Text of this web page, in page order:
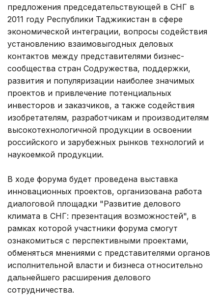
предложения председательствующей в СНГ в
2011 году Республики Таджикистан в сфере
экономической интеграции, вопросы содействия
установлению взаимовыгодных деловых
контактов между представителями бизнес-
сообщества стран Содружества, поддержки,
развития и популяризации наиболее значимых
проектов и привлечение потенциальных
инвесторов и заказчиков, а также содействия
изобретателям, разработчикам и производителям
высокотехнологичной продукции в освоении
российского и зарубежных рынков технологий и
наукоемкой продукции.
В ходе форума будет проведена выставка
инновационных проектов, организована работа
диалоговой площадки "Развитие делового
климата в СНГ: презентация возможностей", в
рамках которой участники форума смогут
ознакомиться с перспективными проектами,
обменяться мнениями с представителями органов
исполнительной власти и бизнеса относительно
дальнейшего расширения делового
сотрудничества.